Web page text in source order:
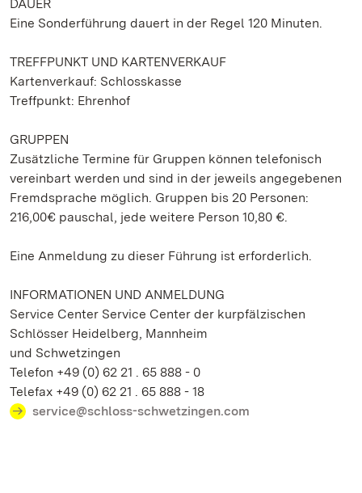
DAUER
Eine Sonderführung dauert in der Regel 120 Minuten.
TREFFPUNKT UND KARTENVERKAUF
Kartenverkauf: Schlosskasse
Treffpunkt: Ehrenhof
GRUPPEN
Zusätzliche Termine für Gruppen können telefonisch
vereinbart werden und sind in der jeweils angegebenen
Fremdsprache möglich. Gruppen bis 20 Personen:
216,00€ pauschal, jede weitere Person 10,80 €.
Eine Anmeldung zu dieser Führung ist erforderlich.
INFORMATIONEN UND ANMELDUNG
Service Center Service Center der kurpfälzischen
Schlösser Heidelberg, Mannheim
und Schwetzingen
Telefon +49 (0) 62 21 . 65 888 - 0
Telefax +49 (0) 62 21 . 65 888 - 18
service@schloss-schwetzingen.com